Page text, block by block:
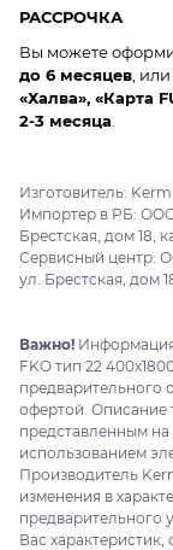
РАССРОЧКА
Вы можете
до 6 месяцев ,
«Халва», «Карта
2-3 месяца
Изготовитель:
Импортер в РБ:
Брестская, дом 18,
Сервисный центр:
ул. Брестская, дом
Важно!
FKO тип 22
предварительного
офертой. Описание
представленным на
использованием
Производитель
изменения в
предварительного
Вас характеристик,